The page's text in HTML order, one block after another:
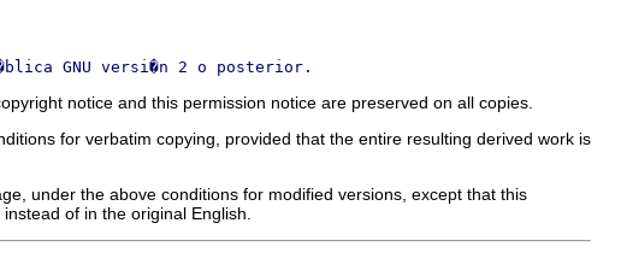
GNU versi�n 2 o posterior.
notice and this permission notice are preserved on all copies.
for verbatim copying, provided that the entire resulting derived work is
under the above conditions for modified versions, except that this
of in the original English.